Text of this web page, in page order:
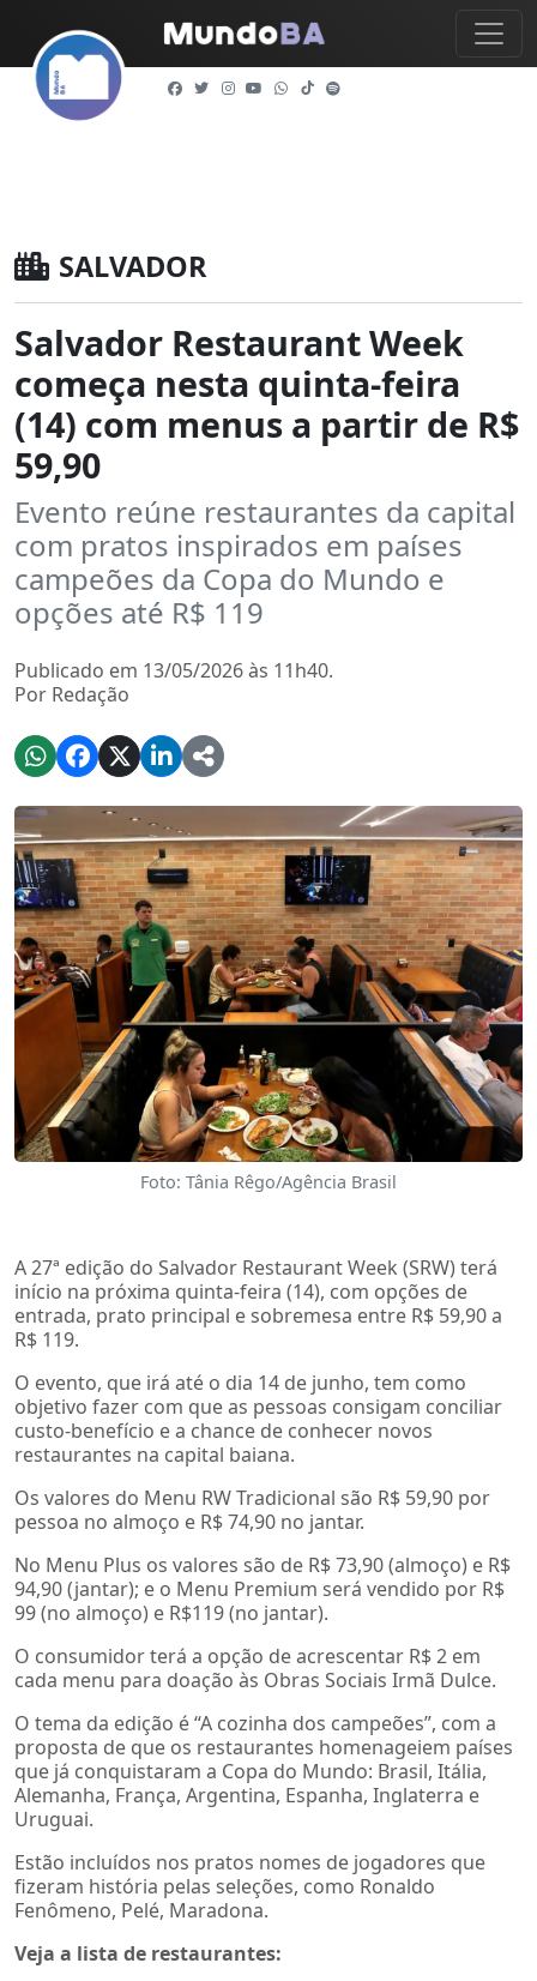
SALVADOR
Salvador Restaurant Week
começa nesta quinta-feira
(14) com menus a partir de R$
59,90
Evento reúne restaurantes da capital
com pratos inspirados em países
campeões da Copa do Mundo e
opções até R$ 119
Publicado em 13/05/2026 às 11h40.
Por Redação
Foto: Tânia Rêgo/Agência Brasil
A 27ª edição do Salvador Restaurant Week (SRW) terá
início na próxima quinta-feira (14), com opções de
entrada, prato principal e sobremesa entre R$ 59,90 a
R$ 119.
O evento, que irá até o dia 14 de junho, tem como
objetivo fazer com que as pessoas consigam conciliar
custo-benefício e a chance de conhecer novos
restaurantes na capital baiana.
Os valores do Menu RW Tradicional são R$ 59,90 por
pessoa no almoço e R$ 74,90 no jantar.
No Menu Plus os valores são de R$ 73,90 (almoço) e R$
94,90 (jantar); e o Menu Premium será vendido por R$
99 (no almoço) e R$119 (no jantar).
O consumidor terá a opção de acrescentar R$ 2 em
cada menu para doação às Obras Sociais Irmã Dulce.
O tema da edição é “A cozinha dos campeões”, com a
proposta de que os restaurantes homenageiem países
que já conquistaram a Copa do Mundo: Brasil, Itália,
Alemanha, França, Argentina, Espanha, Inglaterra e
Uruguai.
Estão incluídos nos pratos nomes de jogadores que
fizeram história pelas seleções, como Ronaldo
Fenômeno, Pelé, Maradona.
Veja a lista de restaurantes: